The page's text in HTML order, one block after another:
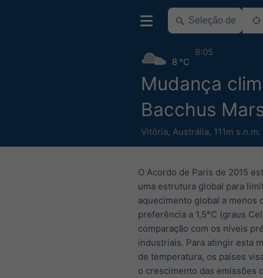
Mudança
Bacchus
Vitória, Austrália, 111m s.n.m.
8 °C
8:05
O Acordo de Paris de 2015
uma estrutura global para
aquecimento global a menos
preferência a 1,5°C (graus
comparação com os níveis
industriais. Para atingir esta
de temperatura, os países
o crescimento das emissões